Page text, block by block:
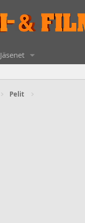
Jäsenet
Pelit